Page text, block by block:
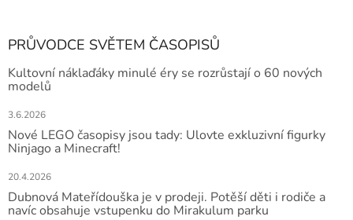
PRŮVODCE SVĚTEM ČASOPISŮ
Kultovní náklaďáky minulé éry se rozrůstají o 60 nových
modelů
3.6.2026
Nové LEGO časopisy jsou tady: Ulovte exkluzivní figurky
Ninjago a Minecraft!
20.4.2026
Dubnová Mateřídouška je v prodeji. Potěší děti i rodiče a
navíc obsahuje vstupenku do Mirakulum parku